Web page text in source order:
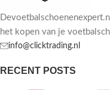
het kopen van je
info@clicktrading.nl
RECENT POSTS